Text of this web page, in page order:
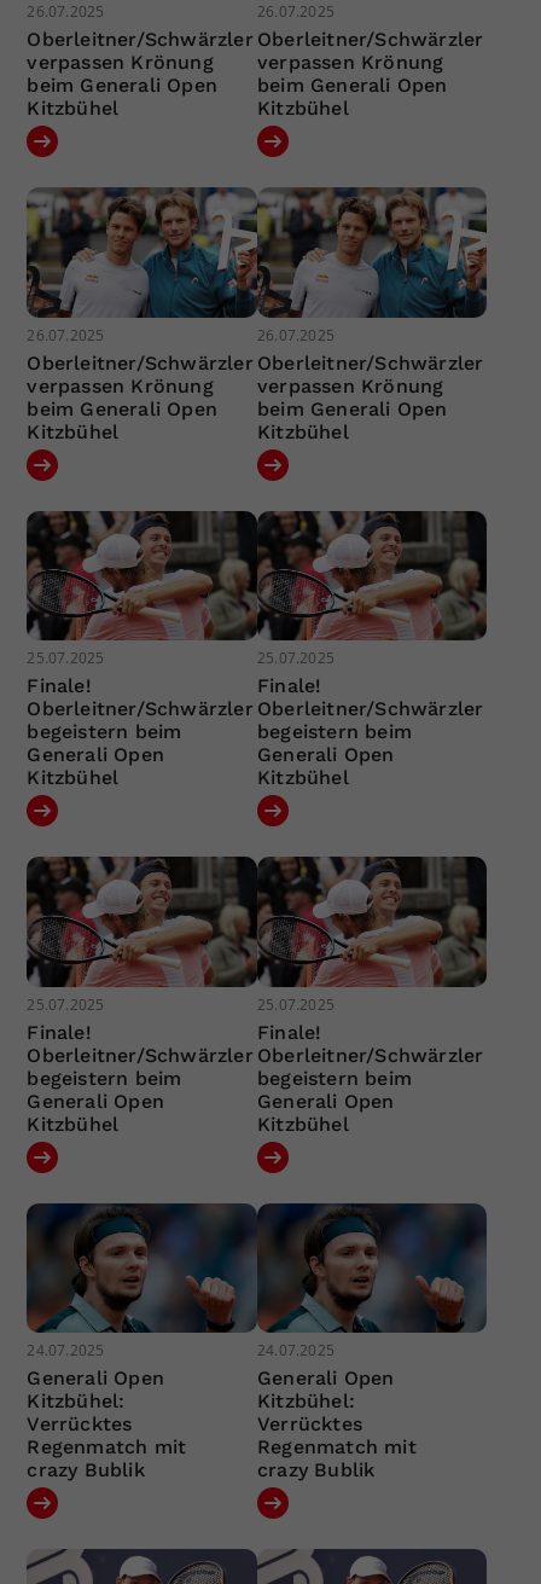
26.07.2025
Oberleitner/Schwärzler
verpassen Krönung
beim Generali Open
Kitzbühel
26.07.2025
Oberleitner/Schwärzler
verpassen Krönung
beim Generali Open
Kitzbühel
26.07.2025
Oberleitner/Schwärzler
verpassen Krönung
beim Generali Open
Kitzbühel
26.07.2025
Oberleitner/Schwärzler
verpassen Krönung
beim Generali Open
Kitzbühel
25.07.2025
Finale!
Oberleitner/Schwärzler
begeistern beim
Generali Open
Kitzbühel
25.07.2025
Finale!
Oberleitner/Schwärzler
begeistern beim
Generali Open
Kitzbühel
25.07.2025
Finale!
Oberleitner/Schwärzler
begeistern beim
Generali Open
Kitzbühel
25.07.2025
Finale!
Oberleitner/Schwärzler
begeistern beim
Generali Open
Kitzbühel
24.07.2025
Generali Open
Kitzbühel:
Verrücktes
Regenmatch mit
crazy Bublik
24.07.2025
Generali Open
Kitzbühel:
Verrücktes
Regenmatch mit
crazy Bublik